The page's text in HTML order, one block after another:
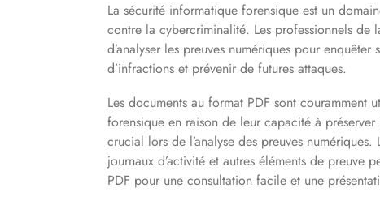
La sécurité informatique forensique est un
contre la cybercriminalité. Les professionnels de
d’analyser les preuves numériques pour
d’infractions et prévenir de futures attaques.
Les documents au format PDF sont
forensique en raison de leur capacité à
crucial lors de l’analyse des preuves
journaux d’activité et autres éléments de preuve
PDF pour une consultation facile et une